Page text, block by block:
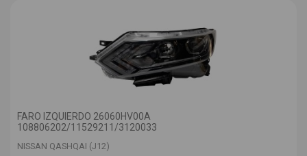
FARO IZQUIERDO 26060HV00A
108806202/11529211/3120033
NISSAN QASHQAI (J12)